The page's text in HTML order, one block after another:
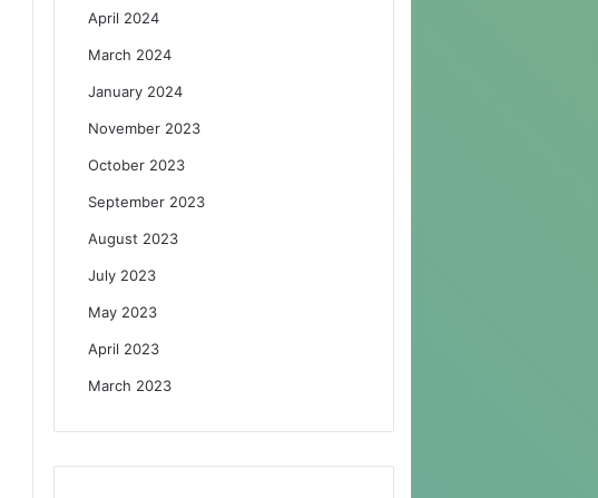
April 2024
March 2024
January 2024
November 2023
October 2023
September 2023
August 2023
July 2023
May 2023
April 2023
March 2023